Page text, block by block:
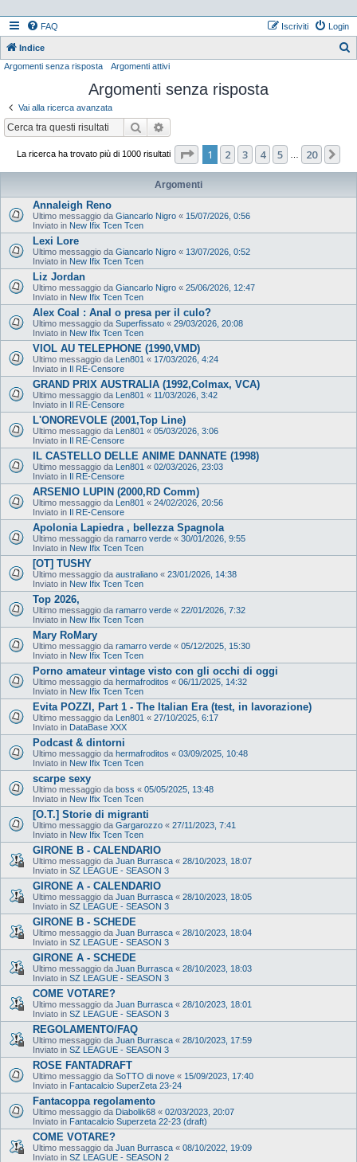
FAQ Login
Iscriviti
Indice
Argomenti senza risposta Argomenti attivi
Argomenti senza risposta
Vai alla ricerca avanzata
Cerca
La ricerca ha trovato più di 1000 risultati Pagina di 20
1 2 3 4 5 20
Argomenti
Annaleigh Reno
Ultimo messaggio da Giancarlo Nigro « 15/07/2026, 0:56
Inviato in New Ifix Tcen Tcen
Lexi Lore
Ultimo messaggio da Giancarlo Nigro « 13/07/2026, 0:52
Inviato in New Ifix Tcen Tcen
Liz Jordan
Ultimo messaggio da Giancarlo Nigro « 25/06/2026, 12:47
Inviato in New Ifix Tcen Tcen
Alex Coal : Anal o presa per il culo?
Ultimo messaggio da Superfissato « 29/03/2026, 20:08
Inviato in New Ifix Tcen Tcen
VIOL AU TELEPHONE (1990,VMD)
Ultimo messaggio da Len801 « 17/03/2026, 4:24
Inviato in Il RE-Censore
GRAND PRIX AUSTRALIA (1992,Colmax, VCA)
Ultimo messaggio da Len801 « 11/03/2026, 3:42
Inviato in Il RE-Censore
L'ONOREVOLE (2001,Top Line)
Ultimo messaggio da Len801 « 05/03/2026, 3:06
Inviato in Il RE-Censore
IL CASTELLO DELLE ANIME DANNATE (1998)
Ultimo messaggio da Len801 « 02/03/2026, 23:03
Inviato in Il RE-Censore
ARSENIO LUPIN (2000,RD Comm)
Ultimo messaggio da Len801 « 24/02/2026, 20:56
Inviato in Il RE-Censore
Apolonia Lapiedra , bellezza Spagnola
Ultimo messaggio da ramarro verde « 30/01/2026, 9:55
Inviato in New Ifix Tcen Tcen
[OT] TUSHY
Ultimo messaggio da australiano « 23/01/2026, 14:38
Inviato in New Ifix Tcen Tcen
Top 2026,
Ultimo messaggio da ramarro verde « 22/01/2026, 7:32
Inviato in New Ifix Tcen Tcen
Mary RoMary
Ultimo messaggio da ramarro verde « 05/12/2025, 15:30
Inviato in New Ifix Tcen Tcen
Porno amateur vintage visto con gli occhi di oggi
Ultimo messaggio da hermafroditos « 06/11/2025, 14:32
Inviato in New Ifix Tcen Tcen
Evita POZZI, Part 1 - The Italian Era (test, in lavorazione)
Ultimo messaggio da Len801 « 27/10/2025, 6:17
Inviato in DataBase XXX
Podcast & dintorni
Ultimo messaggio da hermafroditos « 03/09/2025, 10:48
Inviato in New Ifix Tcen Tcen
scarpe sexy
Ultimo messaggio da boss « 05/05/2025, 13:48
Inviato in New Ifix Tcen Tcen
[O.T.] Storie di migranti
Ultimo messaggio da Gargarozzo « 27/11/2023, 7:41
Inviato in New Ifix Tcen Tcen
GIRONE B - CALENDARIO
Ultimo messaggio da Juan Burrasca « 28/10/2023, 18:07
Inviato in SZ LEAGUE - SEASON 3
GIRONE A - CALENDARIO
Ultimo messaggio da Juan Burrasca « 28/10/2023, 18:05
Inviato in SZ LEAGUE - SEASON 3
GIRONE B - SCHEDE
Ultimo messaggio da Juan Burrasca « 28/10/2023, 18:04
Inviato in SZ LEAGUE - SEASON 3
GIRONE A - SCHEDE
Ultimo messaggio da Juan Burrasca « 28/10/2023, 18:03
Inviato in SZ LEAGUE - SEASON 3
COME VOTARE?
Ultimo messaggio da Juan Burrasca « 28/10/2023, 18:01
Inviato in SZ LEAGUE - SEASON 3
REGOLAMENTO/FAQ
Ultimo messaggio da Juan Burrasca « 28/10/2023, 17:59
Inviato in SZ LEAGUE - SEASON 3
ROSE FANTADRAFT
Ultimo messaggio da SoTTO di nove « 15/09/2023, 17:40
Inviato in Fantacalcio SuperZeta 23-24
Fantacoppa regolamento
Ultimo messaggio da Diabolik68 « 02/03/2023, 20:07
Inviato in Fantacalcio Superzeta 22-23 (draft)
COME VOTARE?
Ultimo messaggio da Juan Burrasca « 08/10/2022, 19:09
Inviato in SZ LEAGUE - SEASON 2